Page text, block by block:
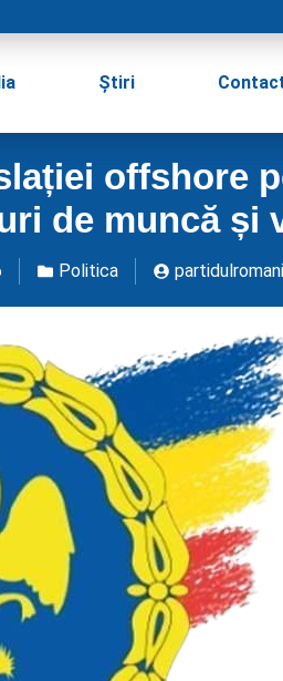
Știri
offshore
de muncă și
Politica